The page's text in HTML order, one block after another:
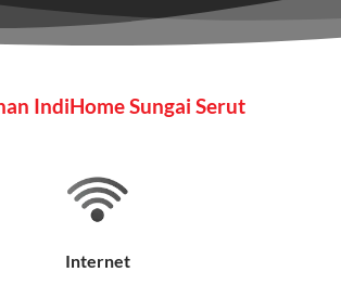
yang membutuhkan konektivitas dan
tinggi.
dan bisnis.
berbagai pilihan paket IndiHome
IndiHome Sungai Serut
Internet